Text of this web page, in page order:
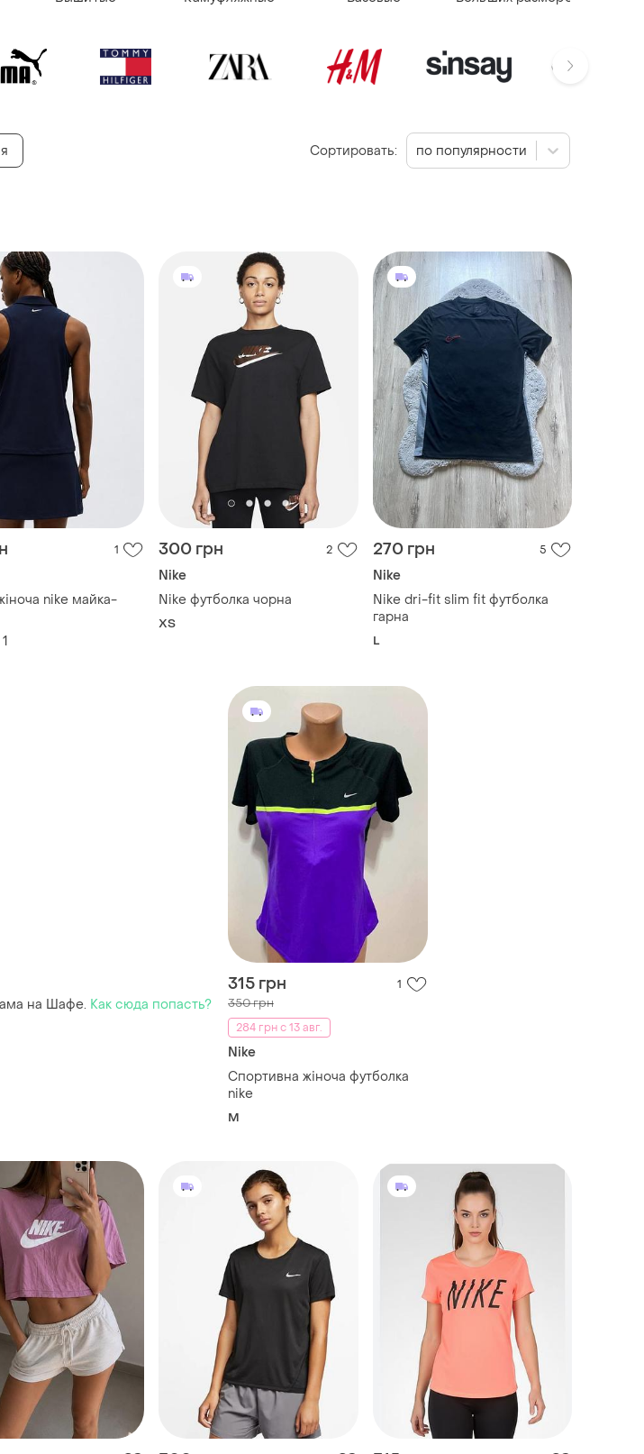
1
nike майка-
1
300 грн 2
Nike
Nike футболка чорна
ХS
270 грн 5
Nike
Nike dri-fit slim fit футболка
гарна
L
на Шафе. Как сюда попасть?
315 грн 1
350 грн
284 грн с 13 авг.
Nike
Спортивна жіноча футболка
nike
M
Сортировать: по популярности